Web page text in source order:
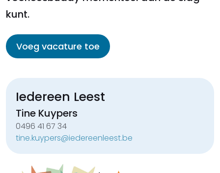
kunt.
Voeg vacature toe
Iedereen Leest
Tine Kuypers
0496 41 67 34
tine.kuypers@iedereenleest.be